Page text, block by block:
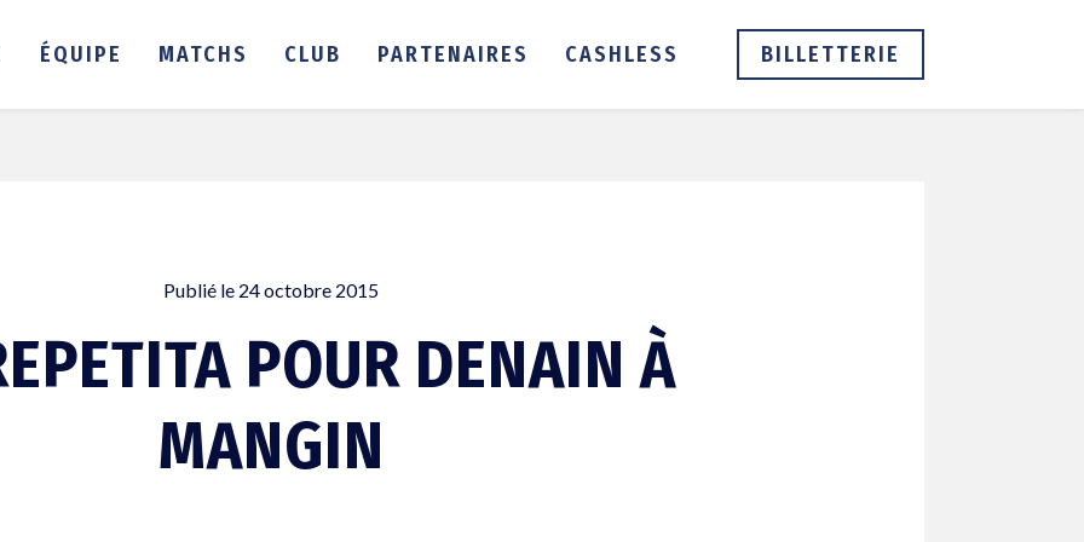
ÉQUIPE MATCHS CLUB PARTENAIRES CASHLESS BILLETTERIE
Publié le 24 octobre 2015
POUR DENAIN À
MANGIN